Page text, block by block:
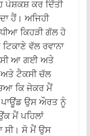
ਪੇਸ਼ਕਸ਼ ਕਰ ਦਿੱਤੀ
ਹੈਂ। ਅਜਿਹੀ
ਕਿਹੜੀ ਗੱਲ ਹੋ
ਵੱਲ ਰਵਾਨਾ
ਆ ਗਈ ਅਤੇ
ਅਤੇ ਟੈਕਸੀ ਚੱਲ
ਕਿ ਜੇਕਰ ਮੈਂ
ਉਸ ਔਰਤ ਨੂੰ
ਮੈਂ ਪਹਿਲਾਂ
ਸੀ। ਸੋ ਮੈਂ ਉਸ